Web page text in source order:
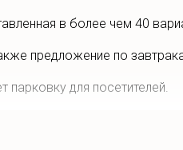
в более чем 40
предложение по
для посетителей.